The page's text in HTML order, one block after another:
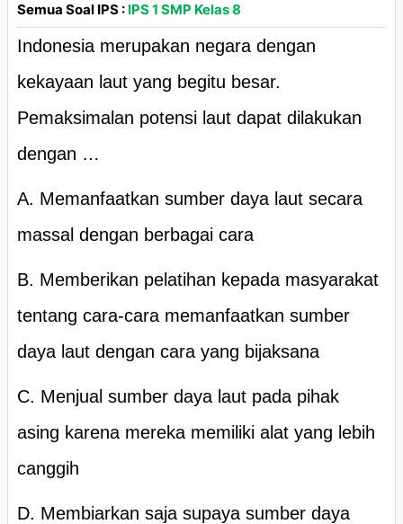
Semua Soal IPS : IPS 1 SMP Kelas 8
Indonesia merupakan negara dengan
kekayaan laut yang begitu besar.
Pemaksimalan potensi laut dapat dilakukan
dengan …
A. Memanfaatkan sumber daya laut secara
massal dengan berbagai cara
B. Memberikan pelatihan kepada masyarakat
tentang cara-cara memanfaatkan sumber
daya laut dengan cara yang bijaksana
C. Menjual sumber daya laut pada pihak
asing karena mereka memiliki alat yang lebih
canggih
D. Membiarkan saja supaya sumber daya